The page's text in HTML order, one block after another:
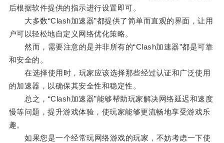
后根据软件提供的指示进行设置即可。
大多数“Clash加速器”都提供了简单而直观的界面，让用
户可以轻松地自定义网络优化策略。
然而，需要注意的是并非所有的“Clash加速器”都是可靠
和安全的。
在选择使用时，玩家应该选择那些经过认证和广泛使用
的加速器，以确保其安全性和稳定性。
总之，“Clash加速器”能够帮助玩家解决网络延迟和速度
慢等问题，提升游戏体验，使玩家能够更流畅地享受游戏乐
趣。
如果您是一个经常玩网络游戏的玩家，不妨考虑一下使